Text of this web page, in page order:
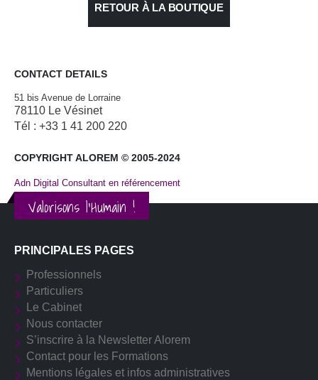
RETOUR À LA BOUTIQUE
CONTACT DETAILS
51 bis Avenue de Lorraine
78110 Le Vésinet
Tél : +33 1 41 200 220
COPYRIGHT ALOREM © 2005-2024
Adn Digital Consultant en référencement
Valorisons l'Humain !
PRINCIPALES PAGES
Professionnels
Particuliers
Le Cabinet
Nous contacter
S’inscrire à la Newsletter Alorem
Contact pour les Formations
Mentions légales et infos administratives